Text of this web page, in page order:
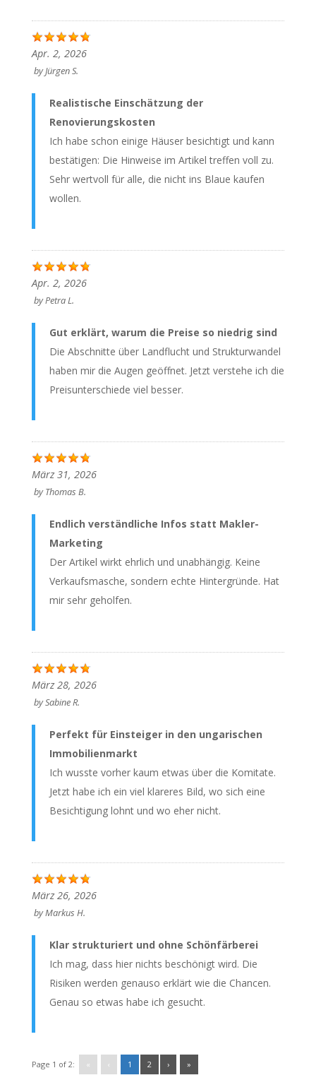
Apr. 2, 2026
byJürgen S.
Realistische Einschätzung der
Renovierungskosten
Ich habe schon einige Häuser besichtigt und kann
bestätigen: Die Hinweise im Artikel treffen voll zu.
Sehr wertvoll für alle, die nicht ins Blaue kaufen
wollen.
Apr. 2, 2026
byPetra L.
Gut erklärt, warum die Preise so niedrig sind
Die Abschnitte über Landflucht und Strukturwandel
haben mir die Augen geöffnet. Jetzt verstehe ich die
Preisunterschiede viel besser.
März 31, 2026
byThomas B.
Endlich verständliche Infos statt Makler-
Marketing
Der Artikel wirkt ehrlich und unabhängig. Keine
Verkaufsmasche, sondern echte Hintergründe. Hat
mir sehr geholfen.
März 28, 2026
bySabine R.
Perfekt für Einsteiger in den ungarischen
Immobilienmarkt
Ich wusste vorher kaum etwas über die Komitate.
Jetzt habe ich ein viel klareres Bild, wo sich eine
Besichtigung lohnt und wo eher nicht.
März 26, 2026
byMarkus H.
Klar strukturiert und ohne Schönfärberei
Ich mag, dass hier nichts beschönigt wird. Die
Risiken werden genauso erklärt wie die Chancen.
Genau so etwas habe ich gesucht.
Page 1 of 2: « ‹ 1 2 › »